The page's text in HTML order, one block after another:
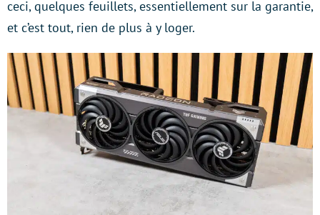
ceci, quelques feuillets, essentiellement sur la garantie,
et c’est tout, rien de plus à y loger.